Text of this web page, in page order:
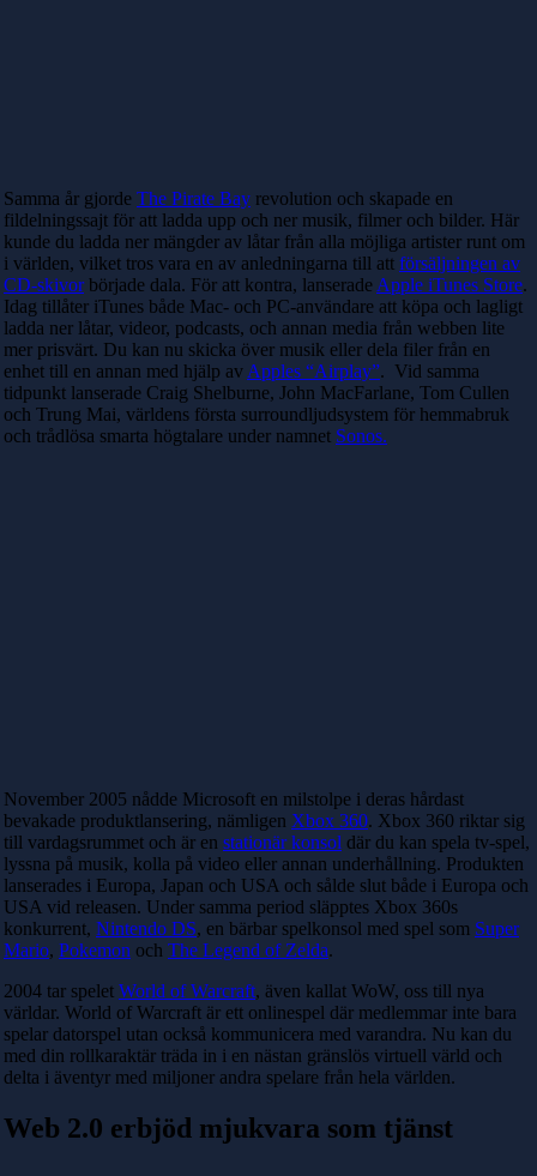
Samma år gjorde The Pirate Bay revolution och skapade en
fildelningssajt för att ladda upp och ner musik, filmer och bilder. Här
kunde du ladda ner mängder av låtar från alla möjliga artister runt om
i världen, vilket tros vara en av anledningarna till att försäljningen av
CD-skivorbörjade dala. För att kontra, lanserade Apple iTunes Store.
Idag tillåter iTunes både Mac- och PC-användare att köpa och lagligt
ladda ner låtar, videor, podcasts, och annan media från webben lite
mer prisvärt. Du kan nu skicka över musik eller dela filer från en
enhet till en annan med hjälp av Apples “Airplay”. Vid samma
tidpunkt lanserade Craig Shelburne, John MacFarlane, Tom Cullen
och Trung Mai, världens första surroundljudsystem för hemmabruk
och trådlösa smarta högtalare under namnet Sonos.
November 2005 nådde Microsoft en milstolpe i deras hårdast
bevakade produktlansering, nämligen Xbox 360. Xbox 360 riktar sig
till vardagsrummet och är en stationär konsol där du kan spela tv-spel,
lyssna på musik, kolla på video eller annan underhållning. Produkten
lanserades i Europa, Japan och USA och sålde slut både i Europa och
USA vid releasen. Under samma period släpptes Xbox 360s
konkurrent, Nintendo DS, en bärbar spelkonsol med spel som Super
Mario, Pokemon och The Legend of Zelda.
2004 tar spelet World of Warcraft, även kallat WoW, oss till nya
världar. World of Warcraft är ett onlinespel där medlemmar inte bara
spelar datorspel utan också kommunicera med varandra. Nu kan du
med din rollkaraktär träda in i en nästan gränslös virtuell värld och
delta i äventyr med miljoner andra spelare från hela världen.
Web 2.0 erbjöd mjukvara som tjänst